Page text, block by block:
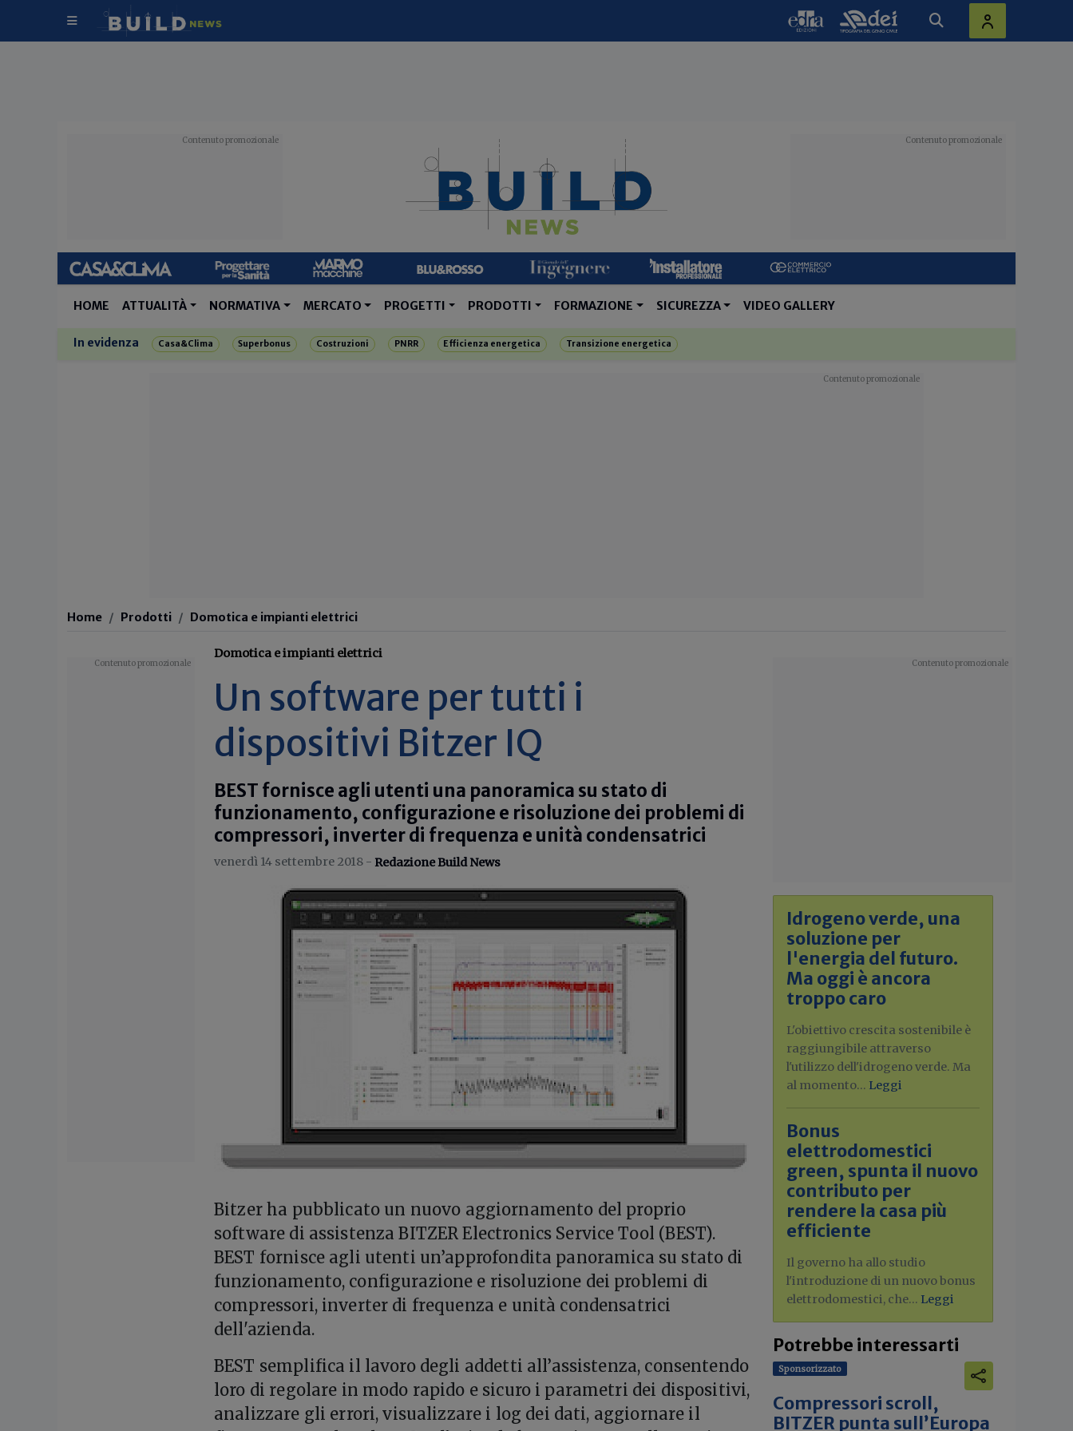
HOME ATTUALITÀ NORMATIVA MERCATO PROGETTI PRODOTTI FORMAZIONE SICUREZZA VIDEO GALLERY
In evidenza Casa&Clima Superbonus Costruzioni PNRR Efficienza energetica Transizione energetica
Home Prodotti Domotica e impianti elettrici
Domotica e impianti elettrici
Un software per tutti i
dispositivi Bitzer IQ
BEST fornisce agli utenti una panoramica su stato di
funzionamento, configurazione e risoluzione dei problemi di
compressori, inverter di frequenza e unità condensatrici
venerdì 14 settembre 2018 - Redazione Build News
Bitzer ha pubblicato un nuovo aggiornamento del proprio
software di assistenza BITZER Electronics Service Tool (BEST).
BEST fornisce agli utenti un’approfondita panoramica su stato di
funzionamento, configurazione e risoluzione dei problemi di
compressori, inverter di frequenza e unità condensatrici
dell'azienda.
BEST semplifica il lavoro degli addetti all’assistenza, consentendo
loro di regolare in modo rapido e sicuro i parametri dei dispositivi,
analizzare gli errori, visualizzare i log dei dati, aggiornare il
Idrogeno verde, una
soluzione per
l'energia del futuro.
Ma oggi è ancora
troppo caro
L'obiettivo crescita sostenibile è
raggiungibile attraverso
l'utilizzo dell'idrogeno verde. Ma
al momento... Leggi
Bonus
elettrodomestici
green, spunta il nuovo
contributo per
rendere la casa più
efficiente
Il governo ha allo studio
l'introduzione di un nuovo bonus
elettrodomestici, che... Leggi
Potrebbe interessarti
Sponsorizzato
Compressori scroll,
BITZER punta sull’Europa